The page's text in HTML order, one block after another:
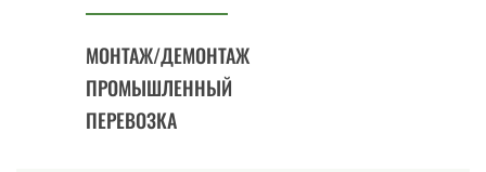
МОНТАЖ/ДЕМОНТАЖ
ПРОМЫШЛЕННЫЙ
ПЕРЕВОЗКА